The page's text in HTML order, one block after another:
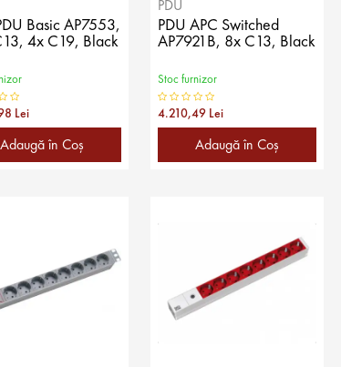
Basic AP7553,
4x C19, Black
Lei
Adaugă în Coş
PDU
PDU APC Switched
AP7921B, 8x C13, Black
Stoc furnizor
4.210,49 Lei
Adaugă în Coş